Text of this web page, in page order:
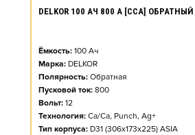
DELKOR 100 АЧ 800 А [CCA]
Ёмкость: 100 Ач
Марка: DELKOR
Полярность: Обратная
Пусковой ток: 800
Вольт: 12
Технология: Ca/Ca, Punch, Ag+
Тип корпуса: D31 (306x173x225) ASIA